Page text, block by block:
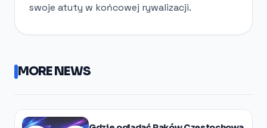
swoje atuty w końcowej rywalizacji.
MORE NEWS